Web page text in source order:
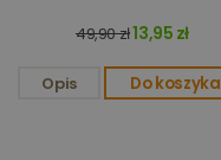
49,90 zł13,95 zł
Opis Do koszyka